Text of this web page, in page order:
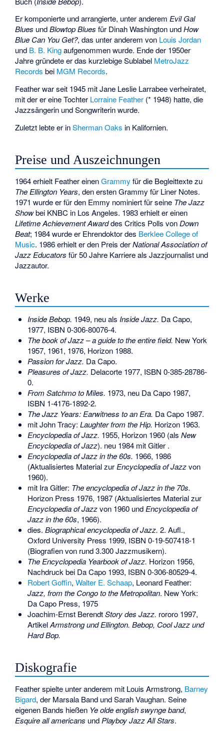
Er komponierte und arrangierte, unter anderemEvil Gal
Blues undBlowtop Blues für Dinah Washington undHow
Blue Can You Get?, das unter anderem von Louis Jordan
und B. B. Kingaufgenommen wurde. Ende der 1950er
Jahre gründete er das kurzlebige Sublabel MetroJazz
Records bei MGM Records.
Feather war seit 1945 mit Jane Leslie Larrabee verheiratet,
mit der er eine Tochter Lorraine Feather (* 1948) hatte, die
Jazzsängerin und Songwriterin wurde.
Zuletzt lebte er inSherman Oaks in Kalifornien.
Preise und Auszeichnungen
1964 erhielt Feather einenGrammy für die Begleittexte zu
The Ellington Years, den ersten Grammy für Liner Notes.
1971 wurde er für den Emmy nominiert für seine The Jazz
Showbei KNBC in Los Angeles. 1983 erhielt er einen
Lifetime Achievement Awarddes Critics Polls vonDown
Beat; 1984 wurde er Ehrendoktor des Berklee College of
Music. 1986 erhielt er den Preis derNational Association of
Jazz Educators für 50 Jahre Karriere als Jazzjournalist und
Jazzautor.
Werke
Inside Bebop. 1949, neu als Inside Jazz. Da Capo,
1977, ISBN 0-306-80076-4.
The book of Jazz – a guide to the entire field. New York
1957, 1961, 1976, Horizon 1988.
Passion for Jazz. Da Capo.
Pleasures of Jazz. Delacorte 1977, ISBN 0-385-28786-
0.
From Satchmo to Miles. 1973, neu Da Capo 1987,
ISBN 1-4176-1892-2.
The Jazz Years: Earwitness to an Era. Da Capo 1987.
mit John Tracy: Laughter from the Hip. Horizon 1963.
Encyclopedia of Jazz. 1955, Horizon 1960 (als New
Encyclopedia of Jazz). neu 1984 mit Gitler .
Encyclopedia of Jazz in the 60s. 1966, 1986
(Aktualisiertes Material zur Encyclopedia of Jazzvon
1960).
mit Ira Gitler: The encyclopedia of Jazz in the 70s.
Horizon Press 1976, 1987 (Aktualisiertes Material zur
Encyclopedia of Jazzvon 1960 und Encyclopedia of
Jazz in the 60s, 1966).
dies. Biographical encyclopedia of Jazz. 2. Aufl.,
Oxford University Press 1999, ISBN 0-19-507418-1
(Biografien von rund 3.300 Jazzmusikern).
The Encyclopedia Yearbook of Jazz. Horizon 1956,
Nachdruck bei Da Capo 1993, ISBN 0-306-80529-4.
Robert Goffin, Walter E. Schaap, Leonard Feather:
Jazz, from the Congo to the Metropolitan. New York:
Da Capo Press, 1975
Joachim-Ernst BerendtStory des Jazz. rororo 1997,
ArtikelArmstrong und Ellington. Bebop, Cool Jazz und
Hard Bop.
Diskografie
Feather spielte unter anderem mit Louis Armstrong, Barney
Bigard, der Marsala Band und Sarah Vaughan. Seine
eigenen Bands hießen Ye olde english swynge band,
Esquire all americans undPlayboy Jazz All Stars.